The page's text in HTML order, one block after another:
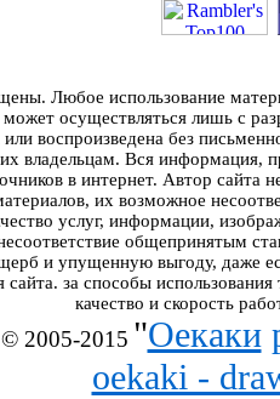
Любое использование
осуществляться лишь с
или воспроизведена без
владельцам. Вся информация,
в интернет. Автор сайта
их возможное
услуг, информации,
общепринятым
и упущенную выгоду, даже
сайта. за способы
качество и скорость
2005-2015 "Оекаки
oekaki -